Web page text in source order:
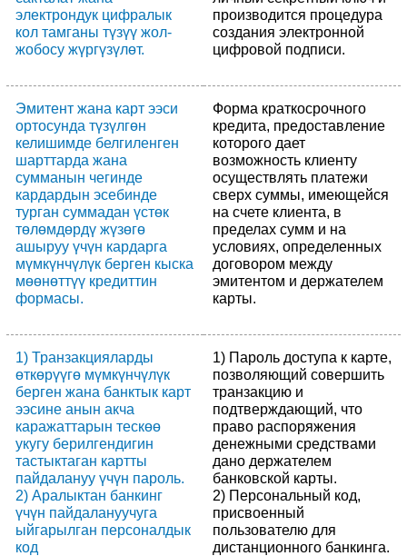
электрондук цифралык
кол тамганы түзүү жол-
жобосу жүргүзүлөт.
производится процедура
создания электронной
цифровой подписи.
Эмитент жана карт ээси
ортосунда түзүлгөн
келишимде белгиленген
шарттарда жана
сумманын чегинде
кардардын эсебинде
турган суммадан үстөк
төлөмдөрдү жүзөгө
ашыруу үчүн кардарга
мүмкүнчүлүк берген кыска
мөөнөттүү кредиттин
формасы.
Форма краткосрочного
кредита, предоставление
которого дает
возможность клиенту
осуществлять платежи
сверх суммы, имеющейся
на счете клиента, в
пределах сумм и на
условиях, определенных
договором между
эмитентом и держателем
карты.
1) Транзакцияларды
өткөрүүгө мүмкүнчүлүк
берген жана банктык карт
ээсине анын акча
каражаттарын тескөө
укугу берилгендигин
тастыктаган картты
пайдалануу үчүн пароль.
2) Аралыктан банкинг
үчүн пайдалануучуга
ыйгарылган персоналдык
код
1) Пароль доступа к карте,
позволяющий совершить
транзакцию и
подтверждающий, что
право распоряжения
денежными средствами
дано держателем
банковской карты.
2) Персональный код,
присвоенный
пользователю для
дистанционного банкинга.